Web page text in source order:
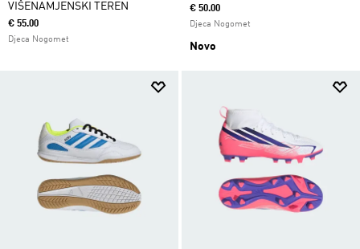
VIŠENAMJENSKI TEREN
€ 55.00
Djeca Nogomet
€ 50.00
Djeca Nogomet
Novo